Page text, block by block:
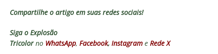
Compartilhe o artigo em suas redes sociais!
Siga o Explosão
Tricolorno WhatsApp, Facebook, Instagram e Rede X